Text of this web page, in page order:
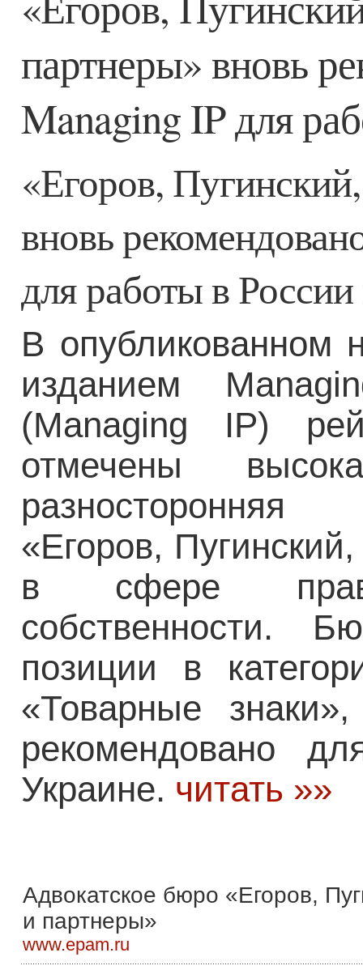
партнеры» вновь
Managing IP для
«Егоров,
вновь
для работы в
В опубликованном
изданием
(Managing IP)
отмечены
«Егоров,
в сфере права
собственности.
позиции в
«Товарные
рекомендовано
Украине. читать »»
Адвокатское бюро «Егоров,
и партнеры»
www.epam.ru